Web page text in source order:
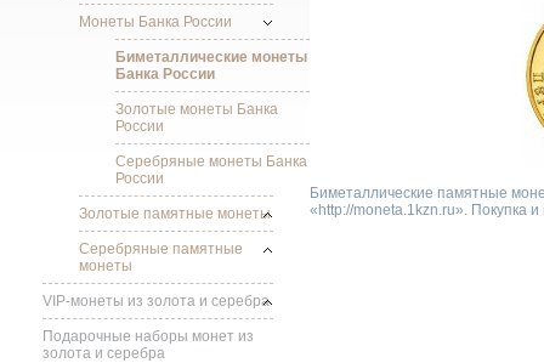
Монеты Банка России
Биметаллические монеты
Банка России
Золотые монеты Банка
России
Серебряные монеты Банка
России
Золотые памятные монеты
Серебряные памятные
монеты
VIP-монеты из золота и серебра
Подарочные наборы монет из
золота и серебра
Биметаллические памятные
«http://moneta.1kzn.ru». Покупка